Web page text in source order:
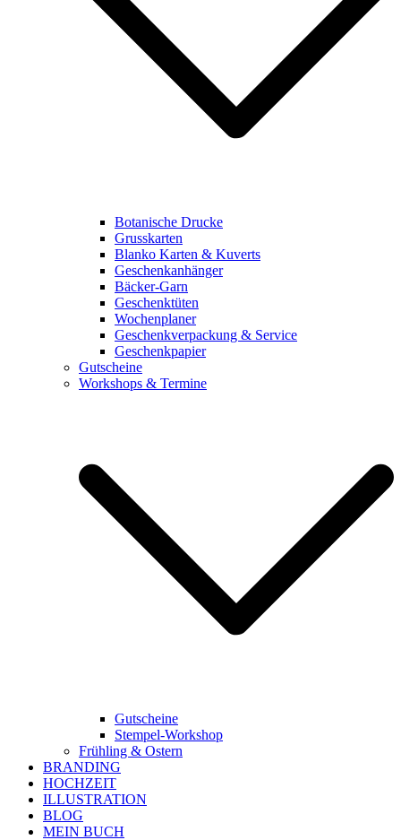
Botanische Drucke
Grusskarten
Blanko Karten & Kuverts
Geschenkanhänger
Bäcker-Garn
Geschenktüten
Wochenplaner
Geschenkverpackung & Service
Geschenkpapier
Gutscheine
Workshops & Termine
Gutscheine
Stempel-Workshop
Frühling & Ostern
BRANDING
HOCHZEIT
ILLUSTRATION
BLOG
MEIN BUCH